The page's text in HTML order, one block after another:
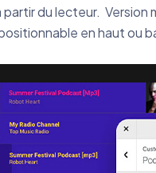
partir du lecteur. Version
en haut ou